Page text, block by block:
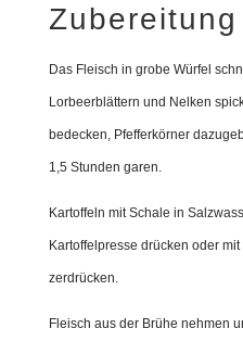
Zubereitung
Das Fleisch in grobe Würfel
Lorbeerblättern und Nelken
bedecken, Pfefferkörner
1,5 Stunden garen.
Kartoffeln mit Schale in
Kartoffelpresse drücken oder
zerdrücken.
Fleisch aus der Brühe nehmen